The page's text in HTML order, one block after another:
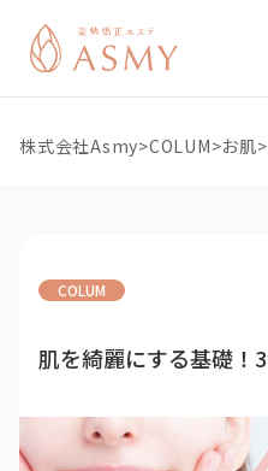
株式会社Asmy>COLUM>お肌>
COLUM
肌を綺麗にする基礎！